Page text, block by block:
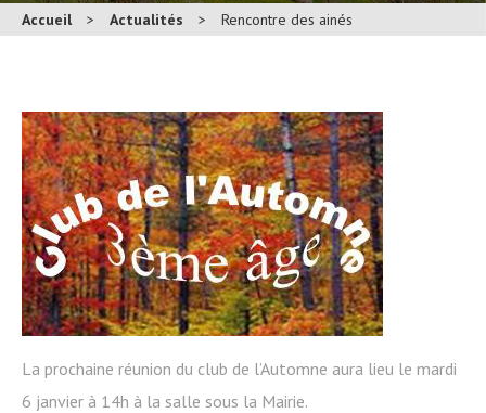
Accueil > Actualités > Rencontre des ainés
La prochaine réunion du club de l’Automne aura lieu le mardi
6 janvier à 14h à la salle sous la Mairie.